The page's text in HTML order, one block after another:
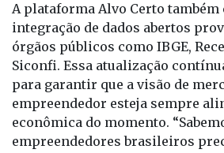
A plataforma Alvo Certo também
integração de dados abertos
órgãos públicos como IBGE,
Siconfi. Essa atualização
para garantir que a visão de
empreendedor esteja sempre
econômica do momento.